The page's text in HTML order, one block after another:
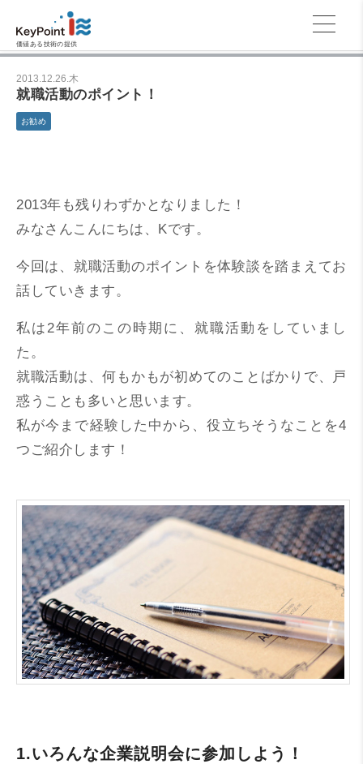
価値ある技術の提供
2013.12.26.木
就職活動のポイント！
お勧め
2013年も残りわずかとなりました！
みなさんこんにちは、Kです。
今回は、就職活動のポイントを体験談を踏まえてお
話していきます。
私は2年前のこの時期に、就職活動をしていまし
た。
就職活動は、何もかもが初めてのことばかりで、戸
惑うことも多いと思います。
私が今まで経験した中から、役立ちそうなことを4
つご紹介します！
1.いろんな企業説明会に参加しよう！